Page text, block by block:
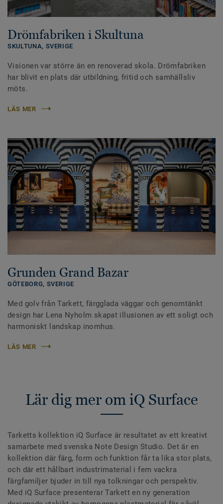
Drömfabriken i Skultuna
SKULTUNA, SVERIGE
Visionen var större än en renoverad skola. Drömfabriken
har blivit en plats där utbildning, fritid och samhällsliv
möts.
LÄS MER
Grunden Grand Bazar
GÖTEBORG, SVERIGE
Med golv från Tarkett, färgglada väggar och genomtänkt
design har Lena Nyholm skapat illusionen av ett soligt och
harmoniskt landskap inomhus.
LÄS MER
Lär dig mer om iQ Surface
Tarketts kollektion iQ Surface är resultatet av ett kreativt
samarbete med svenska Note Design Studio. Det är en
kollektion där färg, form och funktion får ta lika stor plats,
och där ett hållbart industrimaterial i fem vackra
färgfamiljer bjuder in till nya tolkningar och perspektiv.
Med iQ Surface presenterar Tarkett en ny generation